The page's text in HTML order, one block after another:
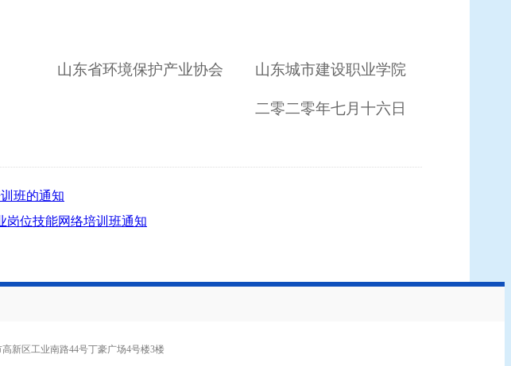
山东省环境保护产业协会 山东城市建设职业学院
二零二零年七月十六日
班的通知
岗位技能网络培训班通知
新区工业南路44号丁豪广场4号楼3楼